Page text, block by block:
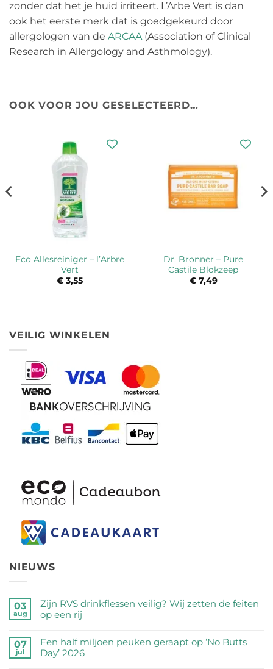
zonder dat het je huid irriteert. L’Arbe Vert is dan
ook het eerste merk dat is goedgekeurd door
allergologen van de ARCAA (Association of Clinical
Research in Allergology and Asthmology).
OOK VOOR JOU GESELECTEERD…
Eco Allesreiniger – l’Arbre
Vert
€ 3,55
Dr. Bronner – Pure
Castile Blokzeep
€7,49
VEILIG WINKELEN
NIEUWS
03
aug
Zijn RVS drinkflessen veilig? Wij zetten de feiten
op een rij
reacties
op
Zijn
07
jul
Een half miljoen peuken geraapt op ‘No Butts
Day’ 2026